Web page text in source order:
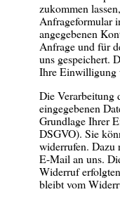
zukommen
Anfrageformular
angegebenen
Anfrage und für
uns gespeichert.
Ihre Einwilligung
Die Verarbeitung
eingegebenen
Grundlage Ihrer
DSGVO). Sie
widerrufen. Dazu
E-Mail an uns.
Widerruf
bleibt vom